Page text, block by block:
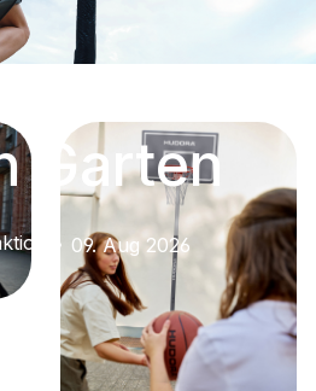
Garten
09. Aug 2026